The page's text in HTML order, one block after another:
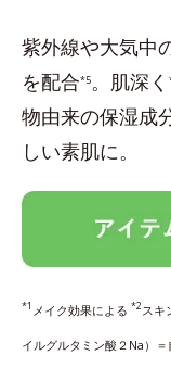
紫外線や大気中
を配合*5。肌深く
物由来の保湿成
しい素肌に。
*1 メイク効果による *2スキ
イルグルタミン酸２Na）